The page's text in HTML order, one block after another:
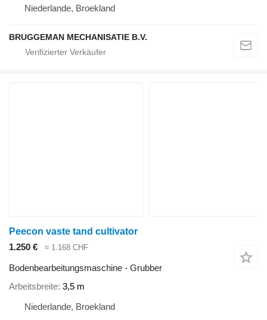
Niederlande, Broekland
BRUGGEMAN MECHANISATIE B.V.
Peecon vaste tand cultivator
1.250 €
≈ 1.168 CHF
Bodenbearbeitungsmaschine - Grubber
Arbeitsbreite 3,5 m
Niederlande, Broekland